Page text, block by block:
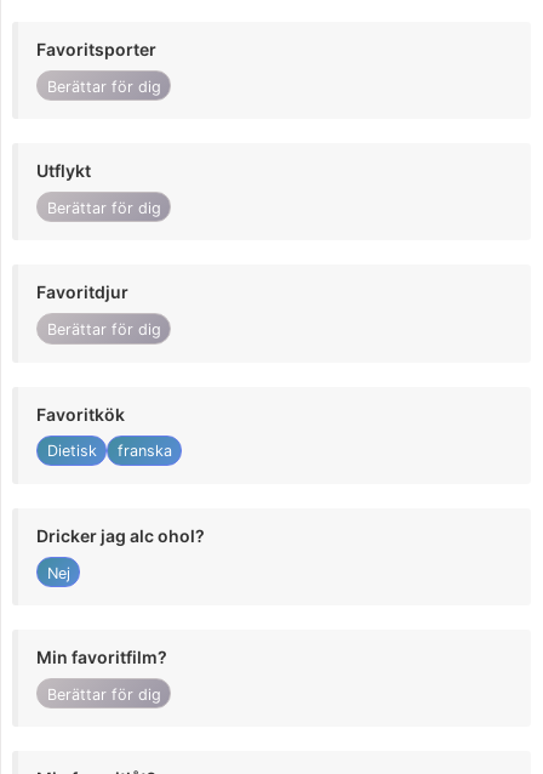
Favoritsporter
Berättar för dig
Utflykt
Berättar för dig
Favoritdjur
Berättar för dig
Favoritkök
Dietisk franska
Dricker jag alc ohol?
Nej
Min favoritfilm?
Berättar för dig